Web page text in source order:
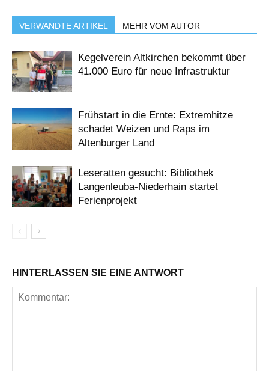
VERWANDTE ARTIKEL MEHR VOM AUTOR
Kegelverein Altkirchen bekommt über
41.000 Euro für neue Infrastruktur
Frühstart in die Ernte: Extremhitze
schadet Weizen und Raps im
Altenburger Land
Leseratten gesucht: Bibliothek
Langenleuba-Niederhain startet
Ferienprojekt
HINTERLASSEN SIE EINE ANTWORT